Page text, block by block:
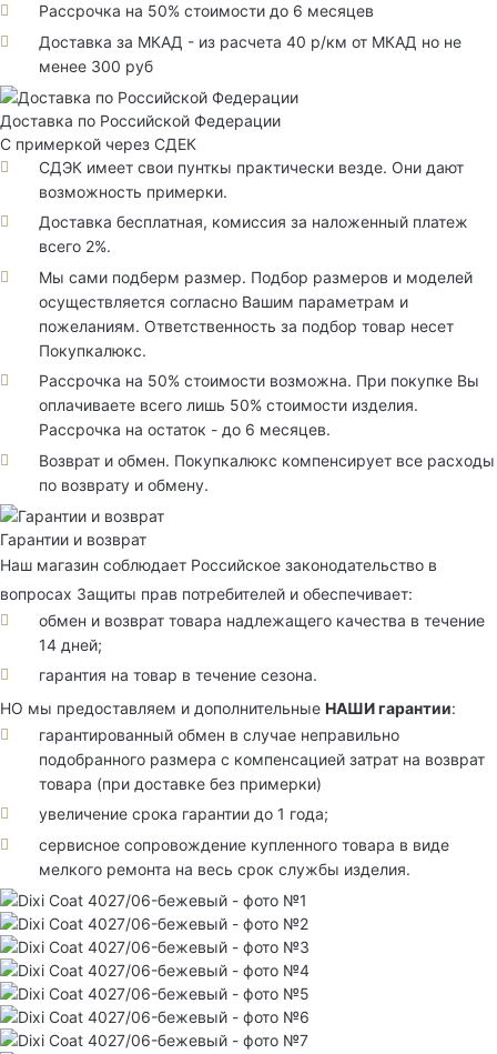
Рассрочка на 50% стоимости до 6 месяцев
Доставка за МКАД - из расчета 40 р/км от МКАД но не
менее 300 руб
Доставка по Российской Федерации
С примеркой через СДЕК
СДЭК имеет свои пунткы практически везде. Они дают
возможность примерки.
Доставка бесплатная, комиссия за наложенный платеж
всего 2%.
Мы сами подберм размер. Подбор размеров и моделей
осуществляется согласно Вашим параметрам и
пожеланиям. Ответственность за подбор товар несет
Покупкалюкс.
Рассрочка на 50% стоимости возможна. При покупке Вы
оплачиваете всего лишь 50% стоимости изделия.
Рассрочка на остаток - до 6 месяцев.
Возврат и обмен. Покупкалюкс компенсирует все расходы
по возврату и обмену.
Гарантии и возврат
Наш магазин соблюдает Российское законодательство в
вопросах Защиты прав потребителей и обеспечивает:
обмен и возврат товара надлежащего качества в течение
14 дней;
гарантия на товар в течение сезона.
НО мы предоставляем и дополнительные НАШИ гарантии:
гарантированный обмен в случае неправильно
подобранного размера с компенсацией затрат на возврат
товара (при доставке без примерки)
увеличение срока гарантии до 1 года;
сервисное сопровождение купленного товара в виде
мелкого ремонта на весь срок службы изделия.